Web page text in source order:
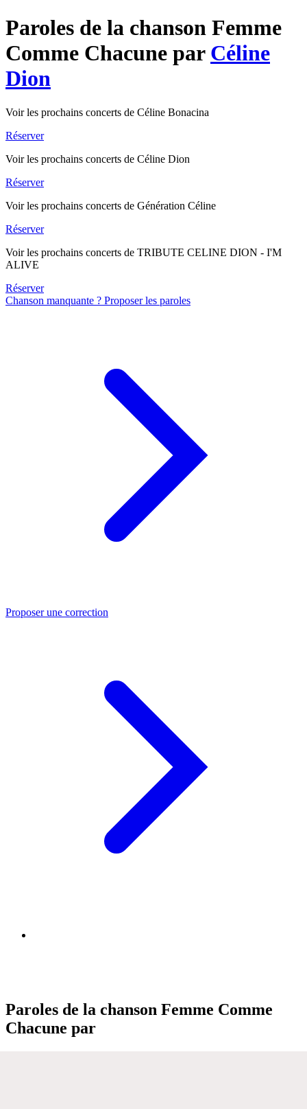
Paroles de la chanson Femme
Comme Chacune par Céline
Dion
Voir les prochains concerts de Céline Bonacina
Réserver
Voir les prochains concerts de Céline Dion
Réserver
Voir les prochains concerts de Génération Céline
Réserver
Voir les prochains concerts de TRIBUTE CELINE DION - I'M
ALIVE
Réserver
Chanson manquante ? Proposer les paroles
Proposer une correction
Paroles de la chanson Femme Comme
Chacune par